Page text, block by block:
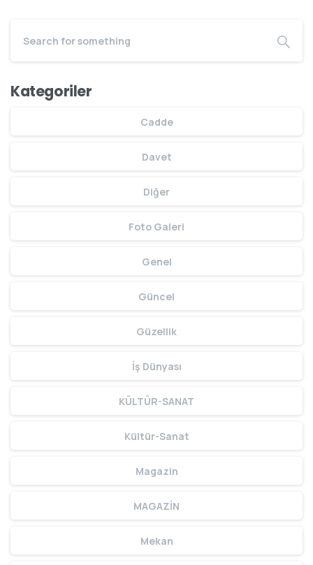
Kategoriler
Cadde
Davet
Diğer
Foto Galeri
Genel
Güncel
Güzellik
İş Dünyası
KÜLTÜR-SANAT
Kültür-Sanat
Magazin
MAGAZİN
Mekan